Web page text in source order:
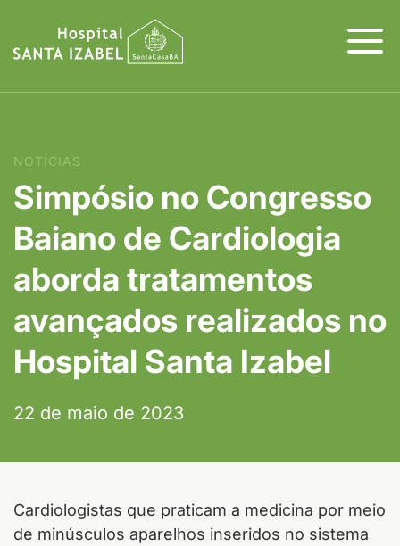
NOTÍCIAS
Simpósio no Congresso
Baiano de Cardiologia
aborda tratamentos
avançados realizados no
Hospital Santa Izabel
22 de maio de 2023
Cardiologistas que praticam a medicina por meio
de minúsculos aparelhos inseridos no sistema